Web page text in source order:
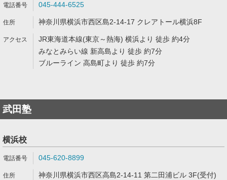
045-444-6525
神奈川県横浜市西区島2-14-17 クレアトール横浜8F
JR東海道本線(東京～熱海) 横浜より 徒歩 約4分
みなとみらい線 新高島より 徒歩 約7分
ブルーライン 高島町より 徒歩 約7分
武田塾
横浜校
045-620-8899
神奈川県横浜市西区高島2-14-11 第二田浦ビル 3F(受付)